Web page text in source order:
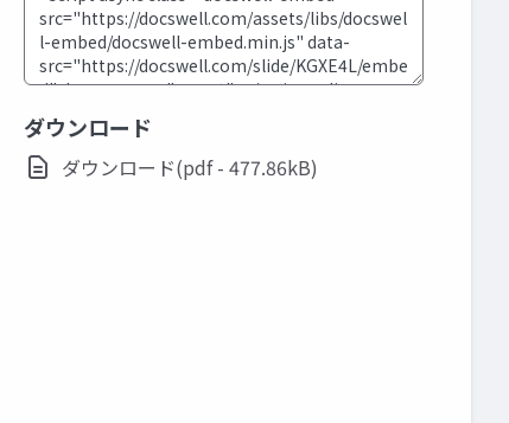
ダウンロード
ダウンロード(pdf - 477.86kB)